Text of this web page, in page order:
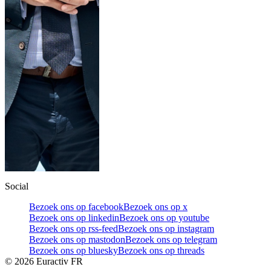
Social
Bezoek ons op facebookBezoek ons op x
Bezoek ons op linkedinBezoek ons op youtube
Bezoek ons op rss-feedBezoek ons op instagram
Bezoek ons op mastodonBezoek ons op telegram
Bezoek ons op blueskyBezoek ons op threads
© 2026 Euractiv FR